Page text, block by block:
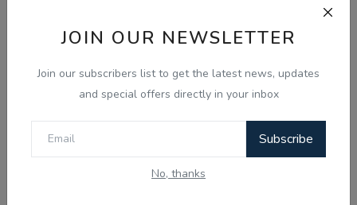
JOIN OUR NEWSLETTER
Join our subscribers list to get the latest news, updates
and special offers directly in your inbox
Subscribe
No, thanks
06 Aug - Laughter Therapy: Kids
Bujharatan, Omelet...
Comments